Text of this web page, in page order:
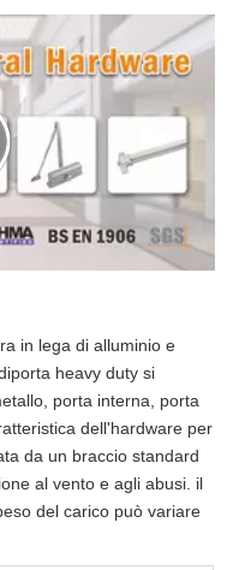
in lega di alluminio e
heavy duty si
porta interna, porta
dell'hardware per
da un braccio standard
al vento e agli abusi. il
del carico può variare